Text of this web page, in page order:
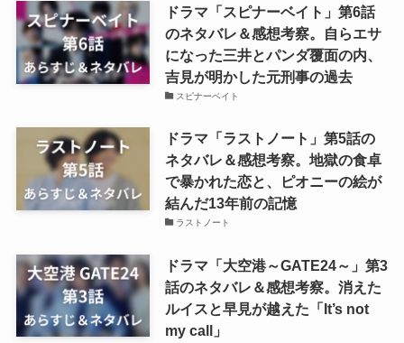
ドラマ「スピナーベイト」第6話
のネタバレ＆感想考察。自らエサ
になった三井とパンダ覆面の内、
吉見が明かした元刑事の過去
スピナーベイト
ドラマ「ラストノート」第5話の
ネタバレ＆感想考察。地獄の食卓
で暴かれた恋と、ピオニーの絵が
結んだ13年前の記憶
ラストノート
ドラマ「大空港～GATE24～」第3
話のネタバレ＆感想考察。消えた
ルイスと早見が越えた「It’s not
my call」